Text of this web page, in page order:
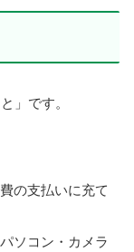
」です。
の支払いに充て
ソコン・カメラ